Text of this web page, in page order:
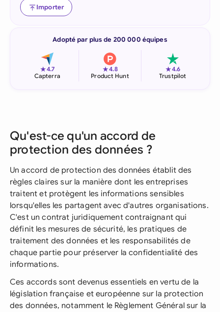
Importer
Adopté par plus de 200 000 équipes
★4.7
Capterra
★4.8
Product Hunt
★4.6
Trustpilot
Qu'est-ce qu'un accord de
protection des données ?
Un accord de protection des données établit des
règles claires sur la manière dont les entreprises
traitent et protègent les informations sensibles
lorsqu'elles les partagent avec d'autres organisations.
C'est un contrat juridiquement contraignant qui
définit les mesures de sécurité, les pratiques de
traitement des données et les responsabilités de
chaque partie pour préserver la confidentialité des
informations.
Ces accords sont devenus essentiels en vertu de la
législation française et européenne sur la protection
des données, notamment le Règlement Général sur la